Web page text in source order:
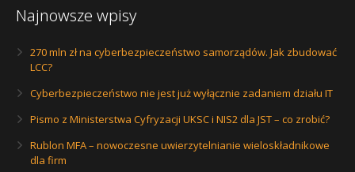
Najnowsze wpisy
270 mln zł na cyberbezpieczeństwo samorządów. Jak zbudować
LCC?
Cyberbezpieczeństwo nie jest już wyłącznie zadaniem działu IT
Pismo z Ministerstwa Cyfryzacji UKSC i NIS2 dla JST – co zrobić?
Rublon MFA – nowoczesne uwierzytelnianie wieloskładnikowe
dla firm